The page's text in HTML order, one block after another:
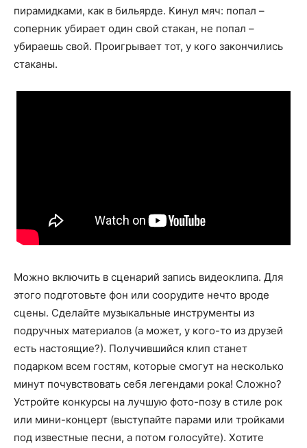
пирамидками, как в бильярде. Кинул мяч: попал –
соперник убирает один свой стакан, не попал –
убираешь свой. Проигрывает тот, у кого закончились
стаканы.
Можно включить в сценарий запись видеоклипа. Для
этого подготовьте фон или соорудите нечто вроде
сцены. Сделайте музыкальные инструменты из
подручных материалов (а может, у кого-то из друзей
есть настоящие?). Получившийся клип станет
подарком всем гостям, которые смогут на несколько
минут почувствовать себя легендами рока! Сложно?
Устройте конкурсы на лучшую фото-позу в стиле рок
или мини-концерт (выступайте парами или тройками
под известные песни, а потом голосуйте). Хотите